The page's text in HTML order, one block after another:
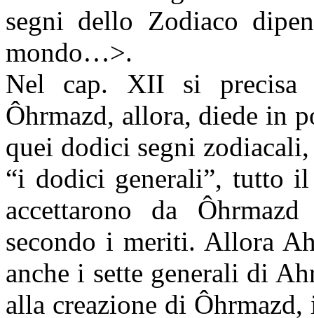
segni dello Zodiaco
mondo…>.
Nel cap. XII si precisa
Ôhrmazd, allora, diede in
quei dodici segni
“i dodici generali”, tutto
accettarono da Ô
secondo i meriti. Allora
anche i sette generali di
alla creazione di Ôhrmazd,